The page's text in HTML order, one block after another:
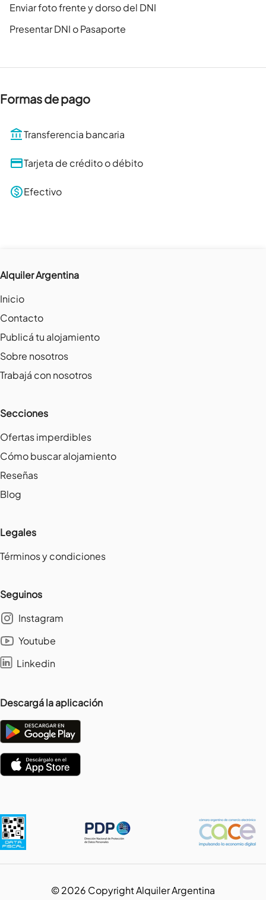
Enviar foto frente y dorso del DNI
Presentar DNI o Pasaporte
Formas de pago
Transferencia bancaria
Tarjeta de crédito o débito
Efectivo
Alquiler Argentina
Inicio
Contacto
Publicá tu alojamiento
Sobre nosotros
Trabajá con nosotros
Secciones
Ofertas imperdibles
Cómo buscar alojamiento
Reseñas
Blog
Legales
Términos y condiciones
Seguinos
Instagram
Youtube
Linkedin
Descargá la aplicación
©2026 Copyright Alquiler Argentina